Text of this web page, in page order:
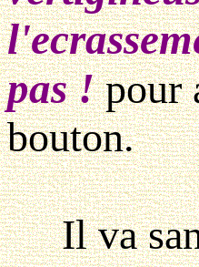
pas !pour
bouton.
Il va